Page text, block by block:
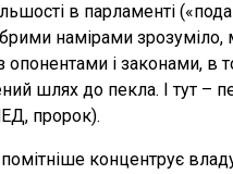
в парламенті
намірами
опонентами і законами,
шлях до пекла. І тут –
пророк).
концентрує